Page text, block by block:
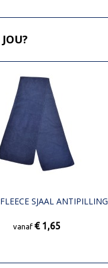
SJAAL ANTIPILLING
vanaf € 1,65